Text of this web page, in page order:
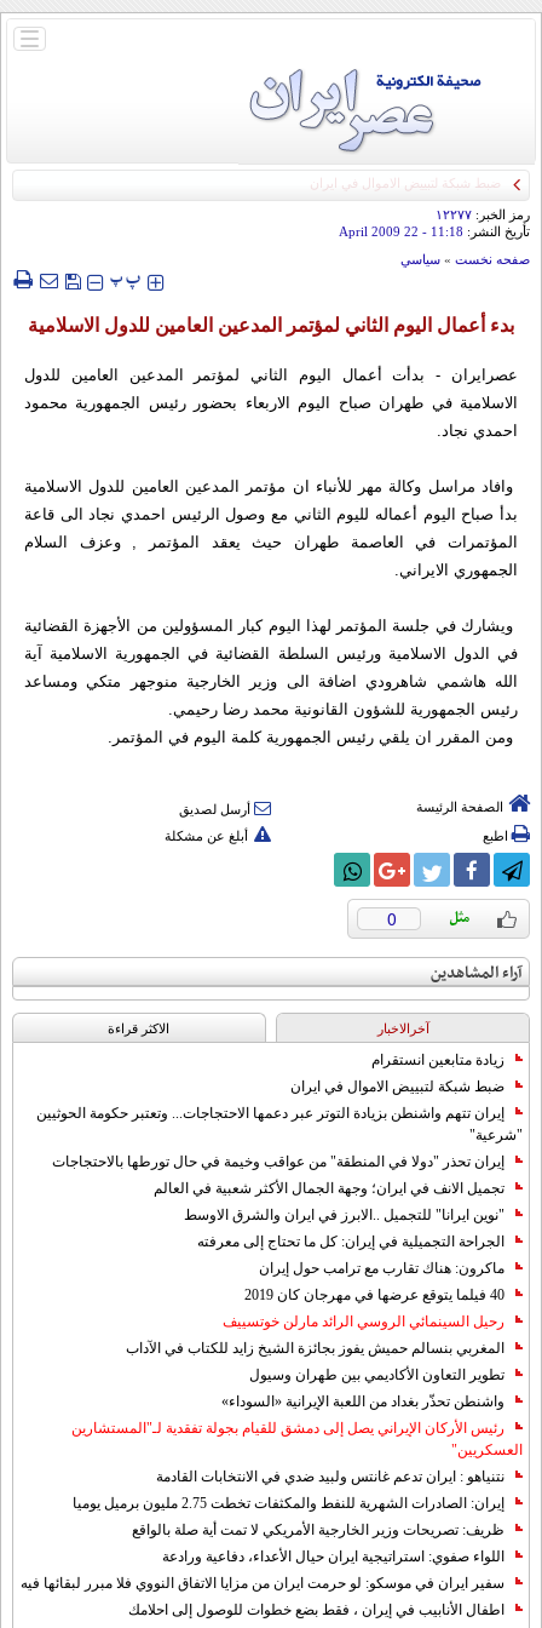
باز
رمز الخبر: ۱۲۲۷۷
تأريخ النشر: 11:18
- 22 April 2009
صفحه نخست » سياسي
‍‍‍ پپ
بدء أعمال اليوم الثاني لمؤتمر المدعين العامين للدول الاسلامية
عصرایران - بدأت أعمال اليوم الثاني لمؤتمر المدعين العامين للدول
الاسلامية في طهران صباح اليوم الاربعاء بحضور رئيس الجمهورية محمود
احمدي نجاد.
وافاد مراسل وكالة مهر للأنباء ان مؤتمر المدعين العامين للدول الاسلامية
بدأ صباح اليوم أعماله لليوم الثاني مع وصول الرئيس احمدي نجاد الى قاعة
المؤتمرات في العاصمة طهران حيث يعقد المؤتمر , وعزف السلام
الجمهوري الايراني.
ويشارك في جلسة المؤتمر لهذا اليوم كبار المسؤولين من الأجهزة القضائية
في الدول الاسلامية ورئيس السلطة القضائية في الجمهورية الاسلامية آية
الله هاشمي شاهرودي اضافة الى وزير الخارجية منوجهر متكي ومساعد
رئيس الجمهورية للشؤون القانونية محمد رضا رحيمي.
ومن المقرر ان يلقي رئيس الجمهورية كلمة اليوم في المؤتمر.
الصفحة الرئيسة
أرسل لصديق
اطبع
أبلغ عن مشكلة
0
آراء المشاهدين
آخرالاخبار الاکثر قراءة
زيادة متابعين انستقرام
ضبط شبكة لتبييض الاموال في ايران
إيران تتهم واشنطن بزيادة التوتر عبر دعمها الاحتجاجات... وتعتبر حكومة الحوثيين
"شرعية"
إيران تحذر "دولا في المنطقة" من عواقب وخيمة في حال تورطها بالاحتجاجات
تجميل الانف في ايران؛ وجهة الجمال الأكثر شعبية في العالم
"نوين ايرانا" للتجميل ..الابرز في ايران والشرق الاوسط
الجراحة التجميلية في إيران: كل ما تحتاج إلى معرفته
ماكرون: هناك تقارب مع ترامب حول إيران
40 فيلما يتوقع عرضها في مهرجان كان 2019
رحيل السينمائي الروسي الرائد مارلن خوتسييف
المغربي بنسالم حميش يفوز بجائزة الشيخ زايد للكتاب في الآداب
تطوير التعاون الأكاديمي بين طهران وسيول
واشنطن تحذّر بغداد من اللعبة الإيرانية «السوداء»
رئيس الأركان الإيراني يصل إلى دمشق للقيام بجولة تفقدية لـ"المستشارين
العسكريين"
نتنياهو : ايران تدعم غانتس ولبيد ضدي في الانتخابات القادمة
إيران: الصادرات الشهریة للنفط والمكثفات تخطت 2.75 مليون برميل يوميا
ظريف: تصريحات وزير الخارجية الأمريكي لا تمت أية صلة بالواقع
اللواء صفوي: استراتيجية ايران حيال الأعداء، دفاعية ورادعة
سفير ايران في موسكو: لو حرمت ايران من مزايا الاتفاق النووي فلا مبرر لبقائها فيه
اطفال الأنابيب في إيران ، فقط بضع خطوات للوصول إلى احلامك